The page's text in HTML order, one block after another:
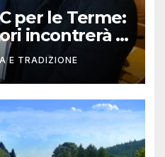
per le Terme:
incontrerà il
Cirio
E TRADIZIONE